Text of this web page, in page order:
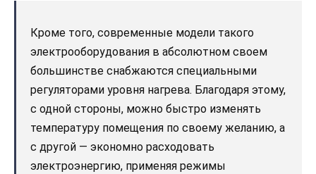
Кроме того, современные модели такого
электрооборудования в абсолютном своем
большинстве снабжаются специальными
регуляторами уровня нагрева. Благодаря этому,
с одной стороны, можно быстро изменять
температуру помещения по своему желанию, а
с другой — экономно расходовать
электроэнергию, применяя режимы